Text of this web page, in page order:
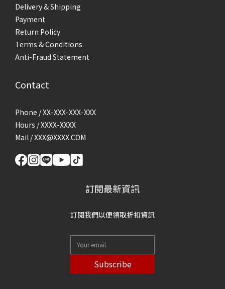
Delivery & Shipping
Payment
Return Policy
Terms & Conditions
Anti-Fraud Statement
Contact
Phone / XX-XXX-XXX-XXX
Hours / XXXX-XXXX
Mail / XXX@XXXX.COM
訂閱最新資訊
訂閱我們以便領取折扣資訊
Subscribe